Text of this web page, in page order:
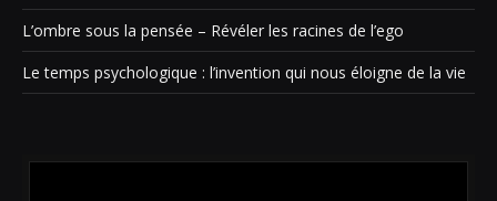
L’ombre sous la pensée – Révéler les racines de l’ego
Le temps psychologique : l’invention qui nous éloigne de la vie